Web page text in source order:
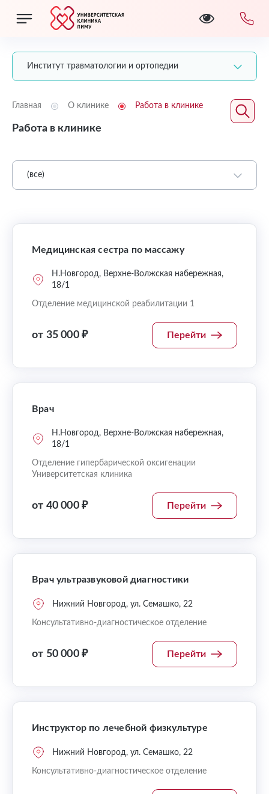
Институт травматологии и ортопедии
Главная О клинике Работа в клинике
Работа в клинике
(все)
Медицинская сестра по массажу
Н.Новгород, Верхне-Волжская набережная,
18/1
Отделение медицинской реабилитации 1
от 35 000 ₽ Перейти
Врач
Н.Новгород, Верхне-Волжская набережная,
18/1
Отделение гипербарической оксигенации
Университетская клиника
от 40 000 ₽ Перейти
Врач ультразвуковой диагностики
Нижний Новгород, ул. Семашко, 22
Консультативно-диагностическое отделение
от 50 000 ₽ Перейти
Инструктор по лечебной физкультуре
Нижний Новгород, ул. Семашко, 22
Консультативно-диагностическое отделение